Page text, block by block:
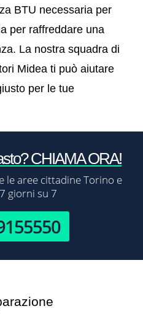
BTU necessaria per
per raffreddare una
La nostra squadra di
Midea ti può aiutare
per le tue
CHIAMA ORA!
le aree cittadine Torino e
giorni su 7